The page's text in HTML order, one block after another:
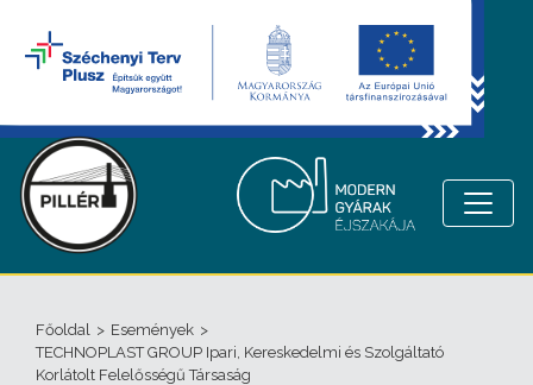
Főoldal > Események >
TECHNOPLAST GROUP Ipari, Kereskedelmi és Szolgáltató
Korlátolt Felelősségű Társaság